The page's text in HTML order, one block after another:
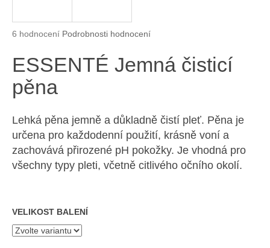
Průměrné hodnocení produktu je 4,8 z 5 hvězdiček.
6 hodnocení Podrobnosti hodnocení
ESSENTÉ Jemná čisticí
pěna
Lehká pěna jemně a důkladně čistí pleť. Pěna je
určena pro každodenní použití, krásně voní a
zachovává přirozené pH pokožky. Je vhodná pro
všechny typy pleti, včetně citlivého očního okolí.
VELIKOST BALENÍ
j
t
HLEDAT
o
p
o